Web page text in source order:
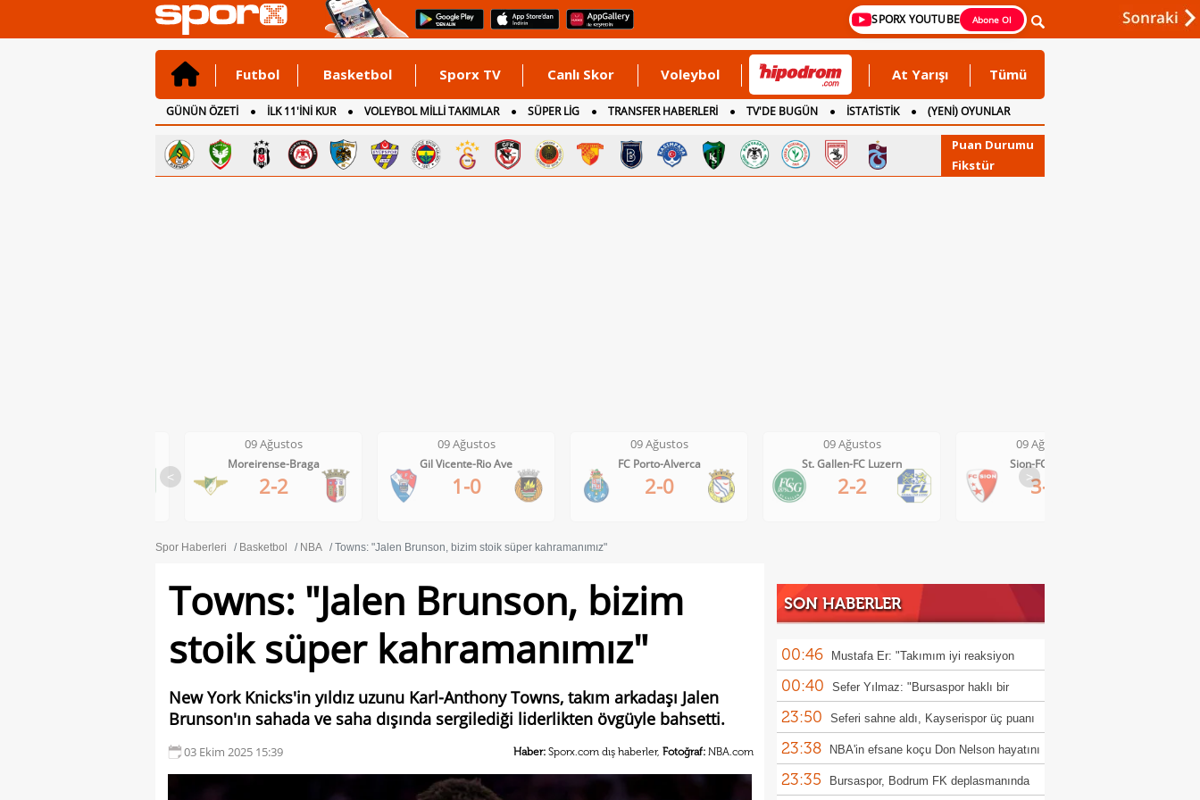
SPORX YOUTUBE Abone Ol
Futbol Basketbol Sporx TV Canlı Skor Voleybol At Yarışı Tümü
GÜNÜN ÖZETİ İLK 11'İNİ KUR VOLEYBOL MİLLİ TAKIMLAR SÜPER LİG TRANSFER HABERLERİ TV'DE BUGÜN İSTATİSTİK
(YENİ) OYUNLAR
CANLI ANLATIM
İNGİLTERE
Puan Durumu
Fikstür
<
09 Ağustos
Gil Vicente-Rio Ave
1-0
09 Ağustos
FC Porto-Alverca
2-0
09 Ağustos
St. Gallen-FC Luzern
2-2
09 Ağustos
Sion-FC Vaduz
3-2
09 Ağustos
Basel-Thun
4-2
>
Spor Haberleri Basketbol NBA Towns: "Jalen Brunson, bizim stoik süper kahramanımız"
Towns: "Jalen Brunson, bizim
stoik süper kahramanımız"
New York Knicks'in yıldız uzunu Karl-Anthony Towns, takım arkadaşı Jalen
Brunson'ın sahada ve saha dışında sergilediği liderlikten övgüyle bahsetti.
03 Ekim 2025 15:39 Haber: Sporx.com dış haberler, Fotoğraf: NBA.com
SON HABERLER
00:46 Mustafa Er: "Takımım iyi reaksiyon
verdi"
00:40 Sefer Yılmaz: "Bursaspor haklı bir
galibiyet aldı"
23:50 Seferi sahne aldı, Kayserispor üç puanı
kaptı!
23:38 NBA'in efsane koçu Don Nelson hayatını
kaybetti
23:35 Bursaspor, Bodrum FK deplasmanında